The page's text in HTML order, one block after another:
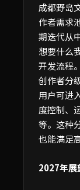
成都野岛
作者需求
期迭代从
想要什么
开发流程
创作者分
用户可进
度控制、
等。这种
也能满足
2027年展